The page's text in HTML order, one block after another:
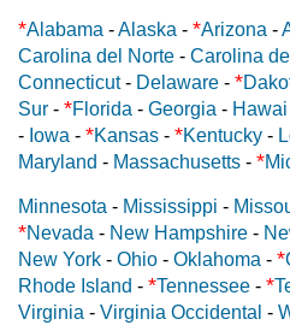
*Alabama -Alaska - *Arizona -
Carolina del Norte - Carolina
Connecticut- Delaware - *
Sur - *Florida - Georgia - Hawai
- Iowa - *Kansas - *Kentucky -
Maryland - Massachusetts - *
Minnesota - Mississippi -
*Nevada - New Hampshire -
New York - Ohio - Oklahoma - *
Rhode Island - *Tennessee - *
Virginia - Virginia Occidental -